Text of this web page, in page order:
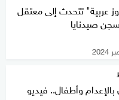
عربية" تتحدث إلى معتقل
صيدنايا
وأطفال.. فيديو